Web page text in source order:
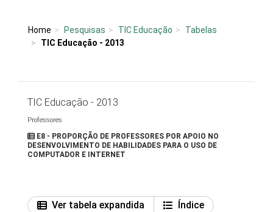
Home Pesquisas TIC Educação
Tabelas
TIC Educação - 2013
TIC Educação - 2013
Professores
E8 - PROPORÇÃO DE PROFESSORES POR APOIO NO
DESENVOLVIMENTO DE HABILIDADES PARA O USO DE
COMPUTADOR E INTERNET
Ver tabela expandida
Índice